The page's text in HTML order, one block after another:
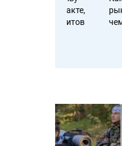
кредитов
рынки,
чем